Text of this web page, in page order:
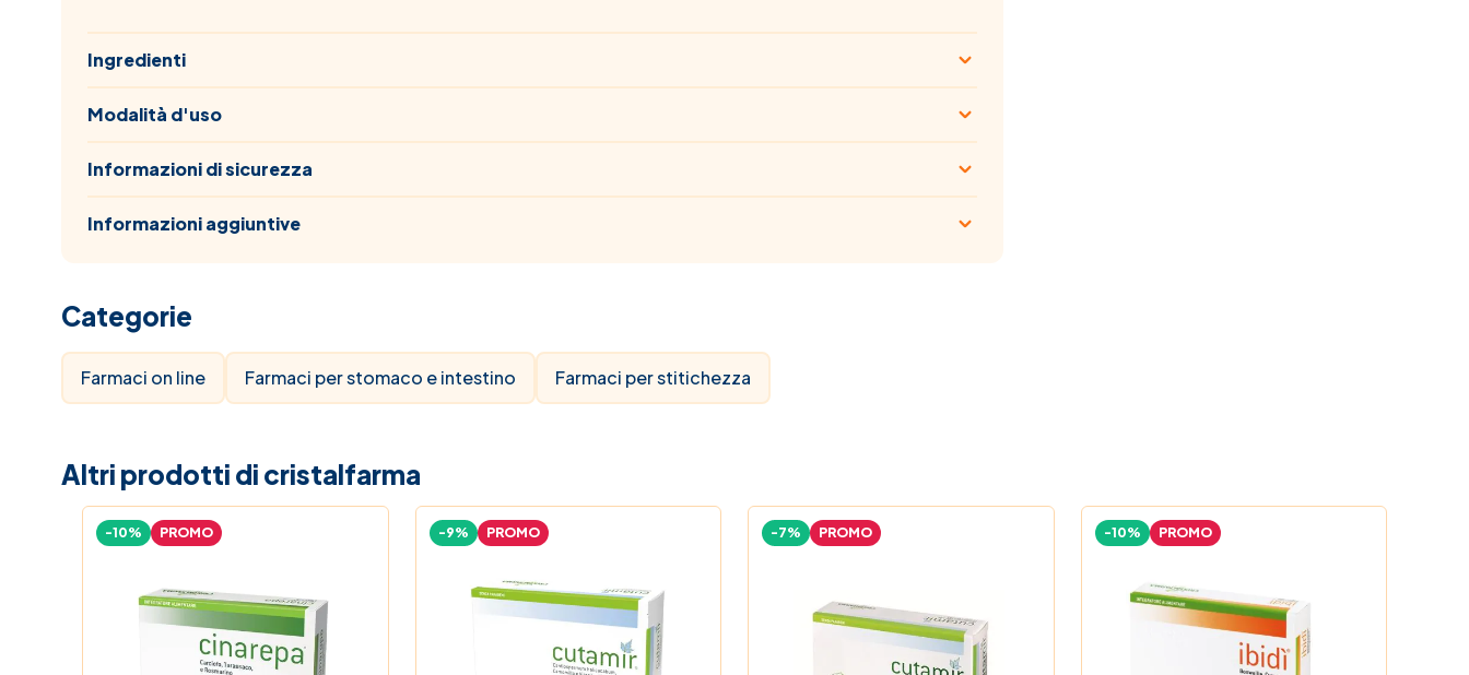
Ingredienti
Modalità d'uso
Informazioni di sicurezza
Informazioni aggiuntive
Categorie
Farmaci on line Farmaci per stomaco e intestino Farmaci per stitichezza
Altri prodotti di cristalfarma
-10% PROMO -9% PROMO -7% PROMO -10% PROMO